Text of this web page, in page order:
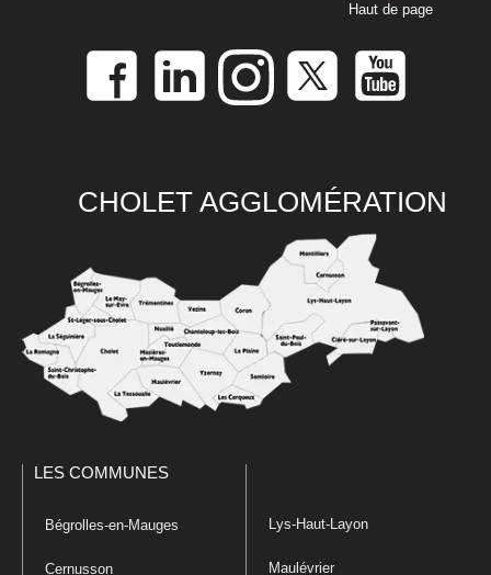
Haut de page
CHOLET AGGLOMÉRATION
LES COMMUNES
Bégrolles-en-Mauges
Cernusson
Lys-Haut-Layon
Maulévrier